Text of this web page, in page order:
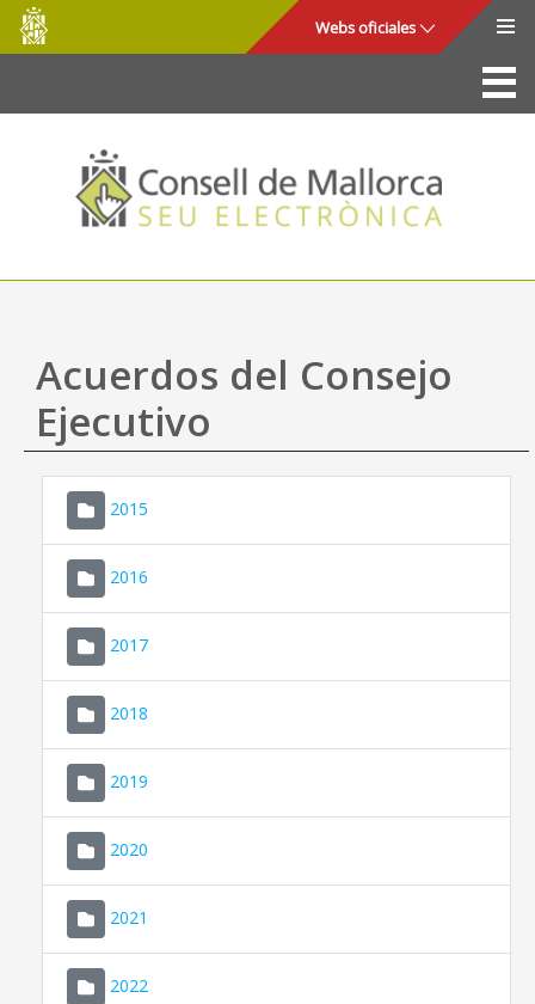
Saltar al contenido principal
Consell
de
Mallorca
Webs oficiales
La Sede
Consejo de Mallorca
Acceso y seguridad
Utilidades
Mapa web
Ayuda
Acuerdos del Consejo
Ejecutivo
2015
2016
2017
2018
2019
2020
2021
2022